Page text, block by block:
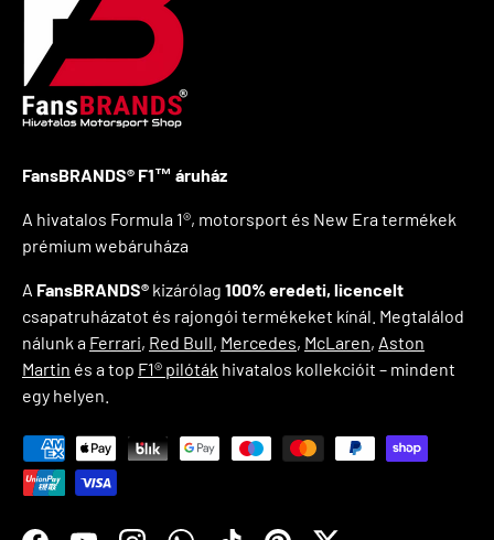
FansBRANDS® F1™ áruház
A hivatalos Formula 1®, motorsport és New Era termékek
prémium webáruháza
A FansBRANDS® kizárólag 100% eredeti, licencelt
csapatruházatot és rajongói termékeket kínál. Megtalálod
nálunk a Ferrari, Red Bull, Mercedes, McLaren, Aston
Martin és a top F1® pilóták hivatalos kollekcióit – mindent
egy helyen.
Elfogadott fizetési módok